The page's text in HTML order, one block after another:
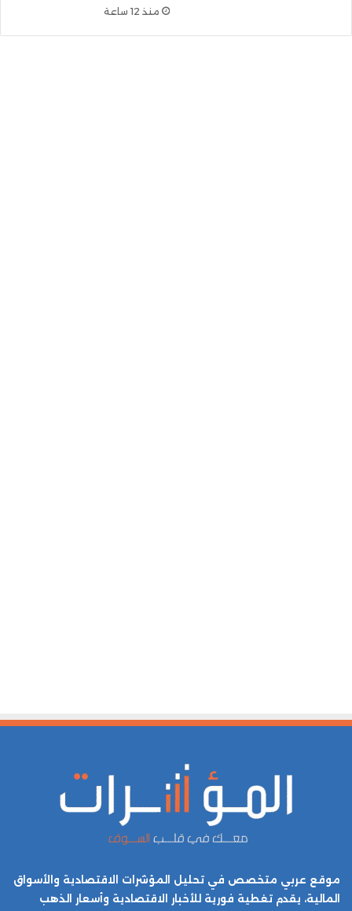
منذ 12 ساعة
موقع عربي متخصص في تحليل المؤشرات الاقتصادية والأسواق
المالية، يقدم تغطية فورية للأخبار الاقتصادية وأسعار الذهب